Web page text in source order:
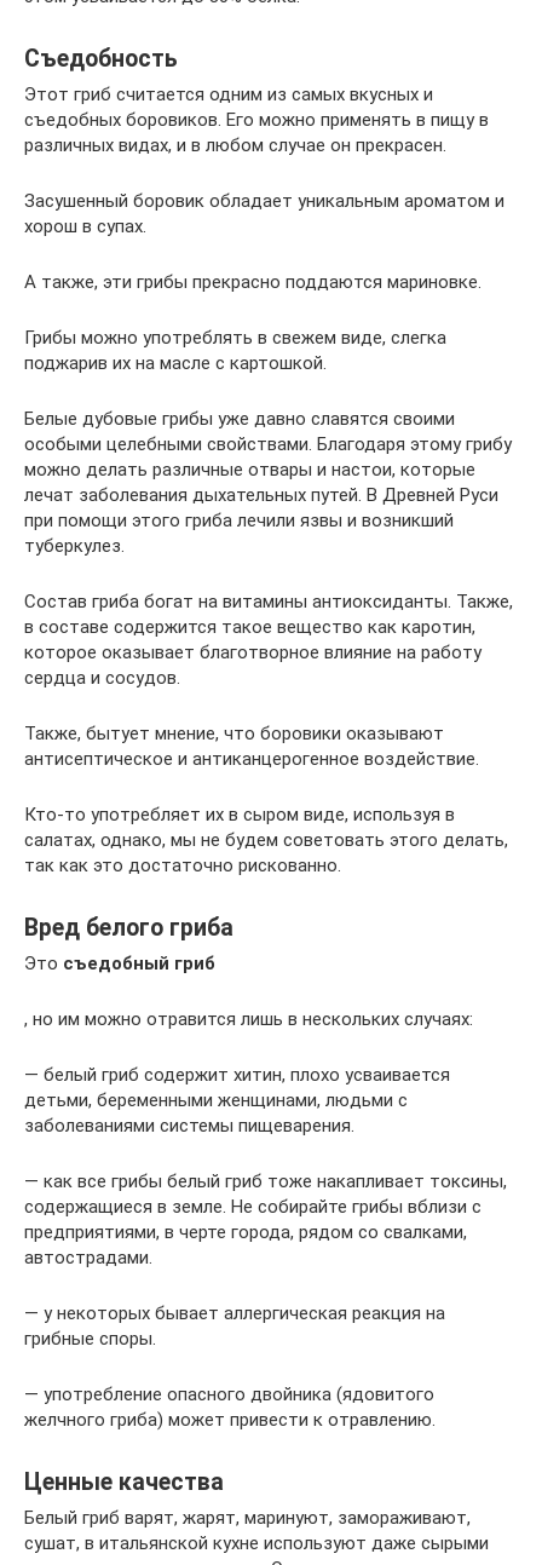
Съедобность
Этот гриб считается одним из самых вкусных и
съедобных боровиков. Его можно применять в пищу в
различных видах, и в любом случае он прекрасен.
Засушенный боровик обладает уникальным ароматом и
хорош в супах.
А также, эти грибы прекрасно поддаются мариновке.
Грибы можно употреблять в свежем виде, слегка
поджарив их на масле с картошкой.
Белые дубовые грибы уже давно славятся своими
особыми целебными свойствами. Благодаря этому грибу
можно делать различные отвары и настои, которые
лечат заболевания дыхательных путей. В Древней Руси
при помощи этого гриба лечили язвы и возникший
туберкулез.
Состав гриба богат на витамины антиоксиданты. Также,
в составе содержится такое вещество как каротин,
которое оказывает благотворное влияние на работу
сердца и сосудов.
Также, бытует мнение, что боровики оказывают
антисептическое и антиканцерогенное воздействие.
Кто-то употребляет их в сыром виде, используя в
салатах, однако, мы не будем советовать этого делать,
так как это достаточно рискованно.
Вред белого гриба
Это съедобный гриб
, но им можно отравится лишь в нескольких случаях:
— белый гриб содержит хитин, плохо усваивается
детьми, беременными женщинами, людьми с
заболеваниями системы пищеварения.
— как все грибы белый гриб тоже накапливает токсины,
содержащиеся в земле. Не собирайте грибы вблизи с
предприятиями, в черте города, рядом со свалками,
автострадами.
— у некоторых бывает аллергическая реакция на
грибные споры.
— употребление опасного двойника (ядовитого
желчного гриба) может привести к отравлению.
Ценные качества
Белый гриб варят, жарят, маринуют, замораживают,
сушат, в итальянской кухне используют даже сырыми